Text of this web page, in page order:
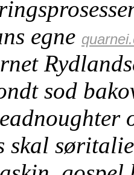
egne
sod
skal